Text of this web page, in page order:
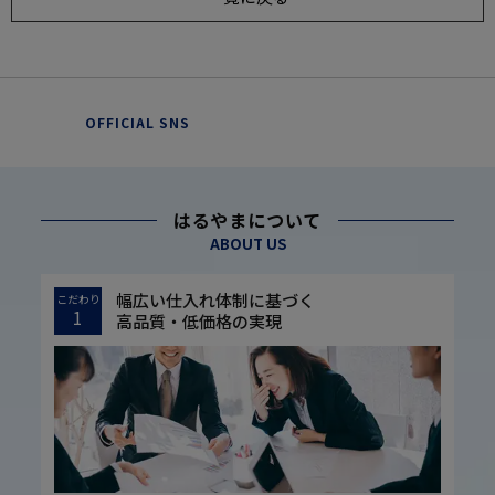
OFFICIAL SNS
はるやまについて
ABOUT US
こだわり
1
幅広い仕入れ体制に基づく
高品質・低価格の実現